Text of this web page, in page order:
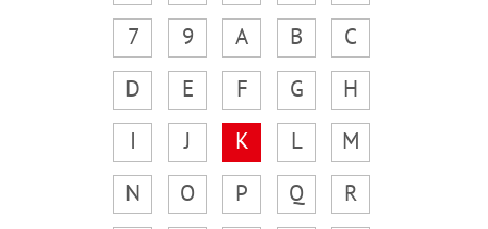
7
9 A B
C
D
E F G
H
I
J K L
M
N
O P Q
R